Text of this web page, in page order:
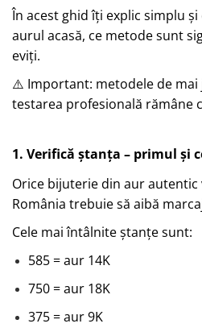
În acest ghid îți explic simplu
aurul acasă, ce metode sunt
eviți.
⚠️ Important: metodele de mai
testarea profesională rămâne
1. Verifică ștanța – primul și
Orice bijuterie din aur autentic
România trebuie să aibă
Cele mai întâlnite ștanțe sunt:
585 = aur 14K
750 = aur 18K
375 = aur 9K